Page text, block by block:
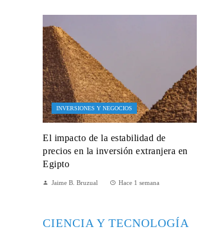
INVERSIONES Y NEGOCIOS
El impacto de la estabilidad de
precios en la inversión extranjera en
Egipto
Jaime B. Bruzual Hace 1 semana
CIENCIA Y TECNOLOGÍA